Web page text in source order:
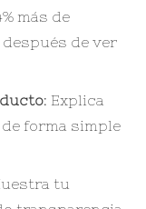
más de
de ver
: Explica
forma simple
tu